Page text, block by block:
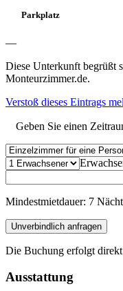
Parkplatz
—
Diese Unterkunft begrüßt
Monteurzimmer.de.
Verstoß dieses Eintrags
Geben Sie einen
Mindestmietdauer: 7
Unverbindlich anfragen
Die Buchung erfolgt direkt
Ausstattung